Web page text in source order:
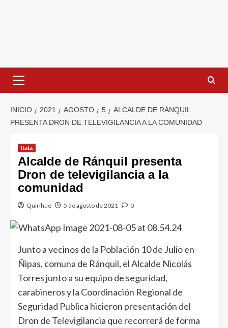
INICIO 2021 AGOSTO 5
ALCALDE DE RÁNQUIL
PRESENTA DRON DE TELEVIGILANCIA A LA COMUNIDAD
Itata
Alcalde de Ránquil presenta
Dron de televigilancia a la
comunidad
Quirihue 5 de agosto de 2021 0
Junto a vecinos de la Población 10 de Julio en
Ñipas, comuna de Ránquil, el Alcalde Nicolás
Torres junto a su equipo de seguridad,
carabineros y la Coordinación Regional de
Seguridad Publica hicieron presentación del
Dron de Televigilancia que recorrerá de forma